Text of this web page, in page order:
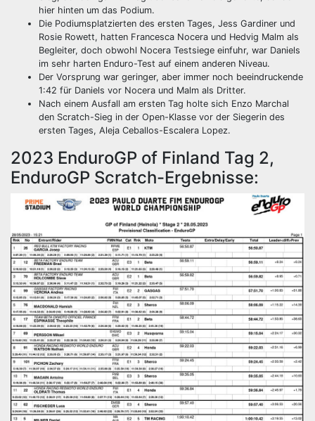
hier hinten um das Podium.
Die Podiumsplatzierten des ersten Tages, Jess Gardiner und
Rosie Rowett, hatten Francesca Nocera und Hedvig Malm als
Begleiter, doch obwohl Nocera Testsiege einfuhr, war Daniels
im sehr harten Enduro-Test auf einem anderen Niveau.
Der Vorsprung war geringer, aber immer noch beeindruckende
1:42 für Daniels vor Nocera und Malm als Dritter.
Nach einem Ausfall am ersten Tag holte sich Enzo Marchal
den Scratch-Sieg in der Open-Klasse vor der Siegerin des
ersten Tages, Aleja Ceballos-Escalera Lopez.
2023 EnduroGP of Finland Tag 2,
EnduroGP Scratch-Ergebnisse: